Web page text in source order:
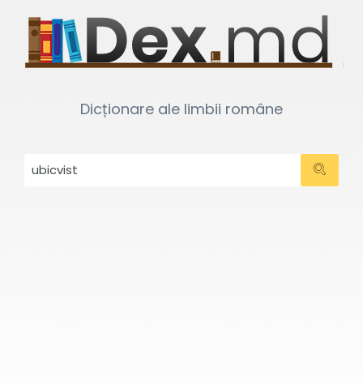
Dicționare ale limbii române